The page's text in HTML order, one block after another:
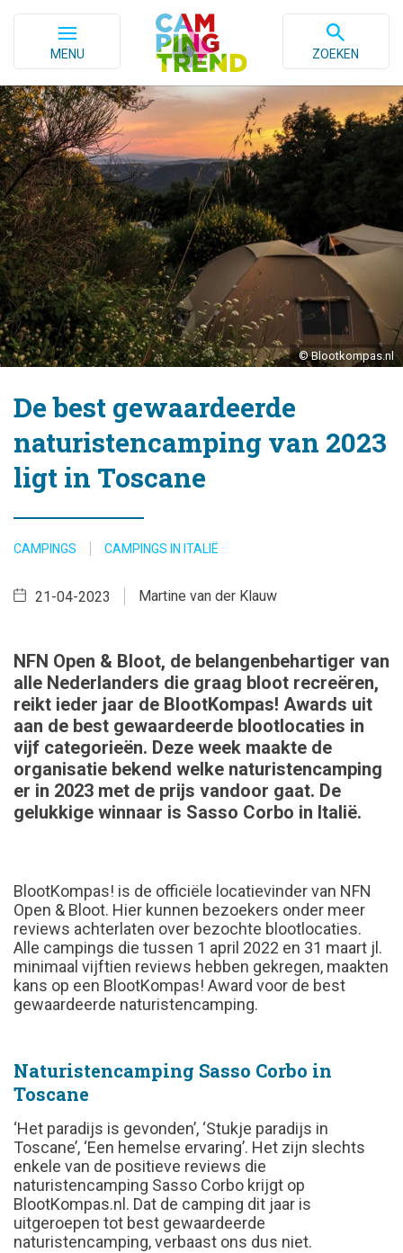
MENU ZOEKEN
© Blootkompas.nl
De best gewaardeerde
naturistencamping van 2023
ligt in Toscane
CAMPINGS CAMPINGS IN ITALIË
Martine van der Klauw
21-04-2023
NFN Open & Bloot, de belangenbehartiger van
alle Nederlanders die graag bloot recreëren,
reikt ieder jaar de BlootKompas! Awards uit
aan de best gewaardeerde blootlocaties in
vijf categorieën. Deze week maakte de
organisatie bekend welke naturistencamping
er in 2023 met de prijs vandoor gaat. De
gelukkige winnaar is Sasso Corbo in Italië.
BlootKompas! is de officiële locatievinder van NFN
Open & Bloot. Hier kunnen bezoekers onder meer
reviews achterlaten over bezochte blootlocaties.
Alle campings die tussen 1 april 2022 en 31 maart jl.
minimaal vijftien reviews hebben gekregen, maakten
kans op een BlootKompas! Award voor de best
gewaardeerde naturistencamping.
Naturistencamping Sasso Corbo in
Toscane
‘Het paradijs is gevonden’, ‘Stukje paradijs in
Toscane’, ‘Een hemelse ervaring’. Het zijn slechts
enkele van de positieve reviews die
naturistencamping Sasso Corbo krijgt op
BlootKompas.nl. Dat de camping dit jaar is
uitgeroepen tot best gewaardeerde
naturistencamping, verbaast ons dus niet.